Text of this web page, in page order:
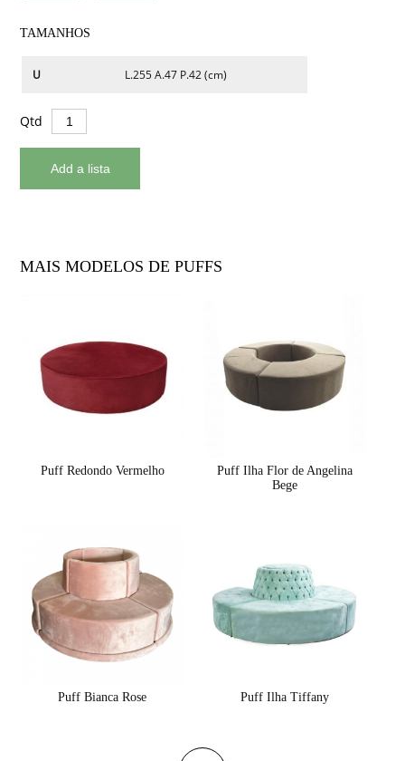
TAMANHOS
U L.255 A.47 P.42 (cm)
Qtd
MAIS MODELOS DE PUFFS
Puff Redondo Vermelho
Puff Ilha Flor de Angelina
Bege
Puff Bianca Rose Puff Ilha Tiffany